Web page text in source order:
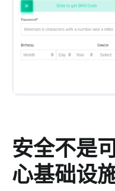
安全不是
心基础设